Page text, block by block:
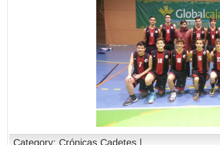
Category: Crónicas Cadetes |